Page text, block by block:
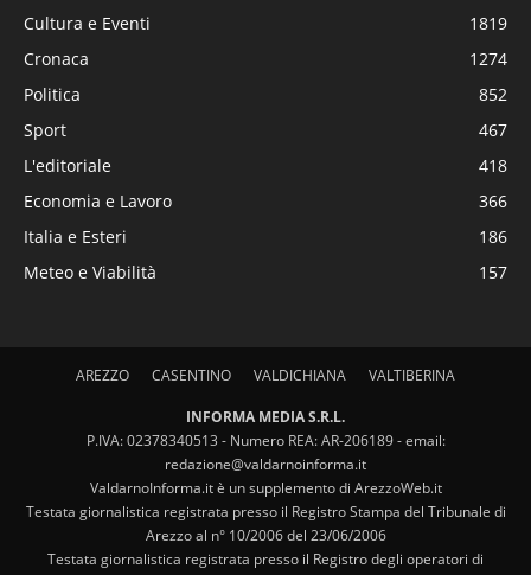
Cultura e Eventi
1819
Cronaca
1274
Politica
852
Sport
467
L'editoriale
418
Economia e Lavoro
366
Italia e Esteri
186
Meteo e Viabilità
157
AREZZO CASENTINO VALDICHIANA VALTIBERINA
INFORMA MEDIA S.R.L.
P.IVA: 02378340513 - Numero REA: AR-206189 - email:
redazione@valdarnoinforma.it
ValdarnoInforma.it è un supplemento di ArezzoWeb.it
Testata giornalistica registrata presso il Registro Stampa del Tribunale di
Arezzo al n° 10/2006 del 23/06/2006
Testata giornalistica registrata presso il Registro degli operatori di